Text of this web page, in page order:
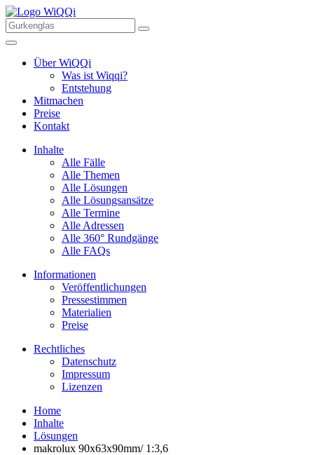
Über WiQQi
Was ist Wiqqi?
Entstehung
Mitmachen
Preise
Kontakt
Inhalte
Alle Fälle
Alle Themen
Alle Lösungen
Alle Lösungsansätze
Alle Termine
Alle Adressen
Alle 360° Rundgänge
Alle FAQs
Informationen
Veröffentlichungen
Pressestimmen
Materialien
Preise
Rechtliches
Datenschutz
Impressum
Lizenzen
Home
Inhalte
Lösungen
makrolux 90x63x90mm/ 1:3,6